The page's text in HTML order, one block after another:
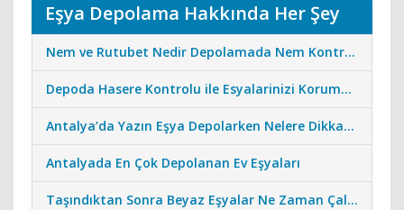
Eşya Depolama Hakkında Her Şey
Nem ve Rutubet Nedir Depolamada Nem Kontrolünün Önemi
Depoda Hasere Kontrolu ile Esyalarinizi Koruma Standartlarimiz
Antalya’da Yazın Eşya Depolarken Nelere Dikkat Edilmeli?
Antalyada En Çok Depolanan Ev Eşyaları
Taşındıktan Sonra Beyaz Eşyalar Ne Zaman Çalıştırılmalı?